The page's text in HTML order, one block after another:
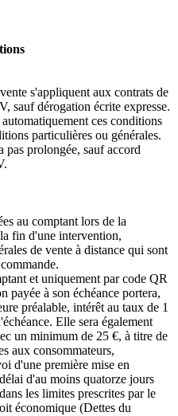
s'appliquent aux contrats de
sauf dérogation écrite expresse.
ces conditions
particulières ou générales.
pas prolongée, sauf accord
au comptant lors de la
fin d'une intervention,
de vente à distance qui sont
et uniquement par code QR
payée à son échéance portera,
préalable, intérêt au taux de 1
Elle sera également
un minimum de 25 €, à titre de
aux consommateurs,
d'une première mise en
d'au moins quatorze jours
les limites prescrites par le
économique (Dettes du